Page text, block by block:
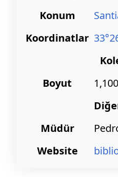
Konum
Koordinatlar
Boyut
Müdür
Website